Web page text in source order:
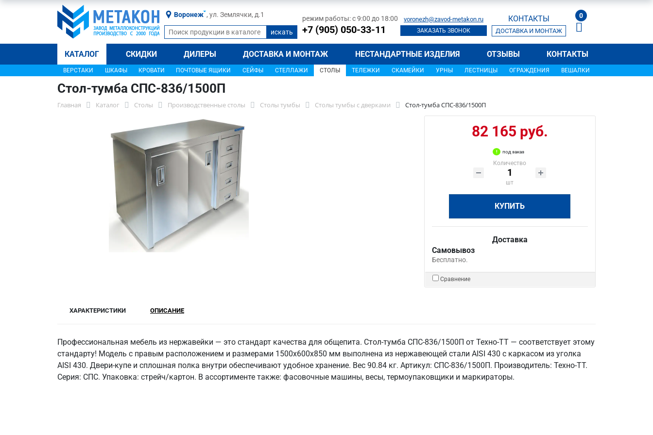
Воронеж , ул. Землячки, д.1 режим работы: с 9:00 до 18:00
+7 (905) 050-33-11
voronezh@zavod-metakon.ru
ЗАКАЗАТЬ ЗВОНОК
КОНТАКТЫ
ДОСТАВКА И МОНТАЖ
0
КАТАЛОГ СКИДКИ ДИЛЕРЫ ДОСТАВКА И МОНТАЖ НЕСТАНДАРТНЫЕ ИЗДЕЛИЯ ОТЗЫВЫ КОНТАКТЫ
ВЕРСТАКИ ШКАФЫ КРОВАТИ ПОЧТОВЫЕ ЯЩИКИ СЕЙФЫ СТЕЛЛАЖИ СТОЛЫ ТЕЛЕЖКИ СКАМЕЙКИ УРНЫ ЛЕСТНИЦЫ ОГРАЖДЕНИЯ ВЕШАЛКИ
Стол-тумба СПС-836/1500П
Главная Каталог Столы Производственные столы Столы тумбы Столы тумбы с дверками Стол-тумба СПС-836/1500П
82 165 руб.
под заказ
Количество
шт
КУПИТЬ
Доставка
Самовывоз
Бесплатно.
Сравнение
ХАРАКТЕРИСТИКИ ОПИСАНИЕ
Профессиональная мебель из нержавейки — это стандарт качества для общепита. Стол-тумба СПС-836/1500П от Техно-ТТ — соответствует этому
стандарту! Модель с правым расположением и размерами 1500x600x850 мм выполнена из нержавеющей стали AISI 430 с каркасом из уголка
AISI 430. Двери-купе и сплошная полка внутри обеспечивают удобное хранение. Вес 90.84 кг. Артикул: СПС-836/1500П. Производитель: Техно-ТТ.
Серия: СПС. Упаковка: стрейч/картон. В ассортименте также: фасовочные машины, весы, термоупаковщики и маркираторы.